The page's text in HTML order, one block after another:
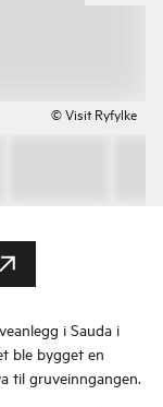
© Visit Ryfylke
i Sauda i
ble bygget en
til gruveinngangen.